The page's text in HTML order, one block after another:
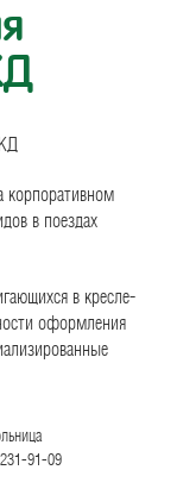
корпоративном
в поездах
в кресле-
оформления
91-09